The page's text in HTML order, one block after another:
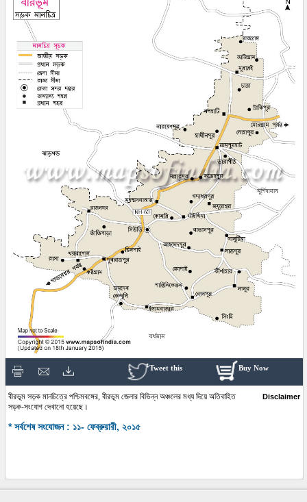
Buy Now
Tweet this
বীরভূম সড়ক মানচিত্রে পশ্চিমবঙ্গের, বীরভূম জেলার বিভিন্ন অঞ্চলের মধ্য দিয়ে অতিবাহিত
সড়ক-সংযোগ দেখানো হয়েছে।
Disclaimer
* সর্বশেষ সংযোজন : ১১- ফেব্রুয়ারী, ২০১৫